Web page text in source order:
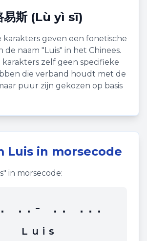
易斯 (Lù yì sī)
karakters geven een fonetische
de naam "Luis" in het Chinees.
zelf geen specifieke
die verband houdt met de
puur zijn gekozen op basis
Luis in morsecode
" in morsecode:
..- .. ...
L u i s